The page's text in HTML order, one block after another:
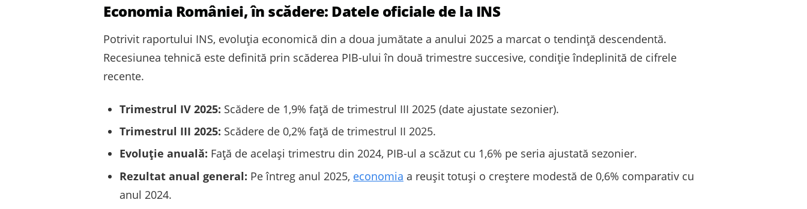
Economia României, în scădere: Datele oficiale de la INS
Potrivit raportului INS, evoluția economică din a doua jumătate a anului 2025 a marcat o tendință descendentă.
Recesiunea tehnică este definită prin scăderea PIB-ului în două trimestre succesive, condiție îndeplinită de cifrele
recente.
Trimestrul IV 2025: Scădere de 1,9% față de trimestrul III 2025 (date ajustate sezonier).
Trimestrul III 2025: Scădere de 0,2% față de trimestrul II 2025.
Evoluție anuală: Față de același trimestru din 2024, PIB-ul a scăzut cu 1,6% pe seria ajustată sezonier.
Rezultat anual general: Pe întreg anul 2025, economia a reușit totuși o creștere modestă de 0,6% comparativ cu
anul 2024.